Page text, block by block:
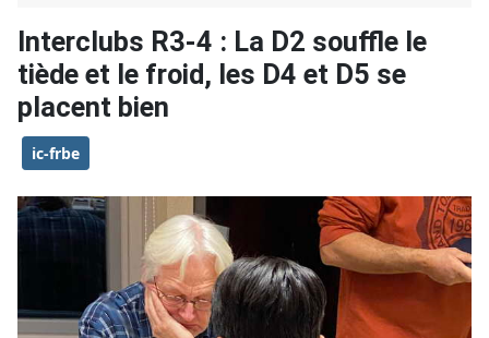
Interclubs R3-4 : La D2 souffle le
tiède et le froid, les D4 et D5 se
placent bien
ic-frbe